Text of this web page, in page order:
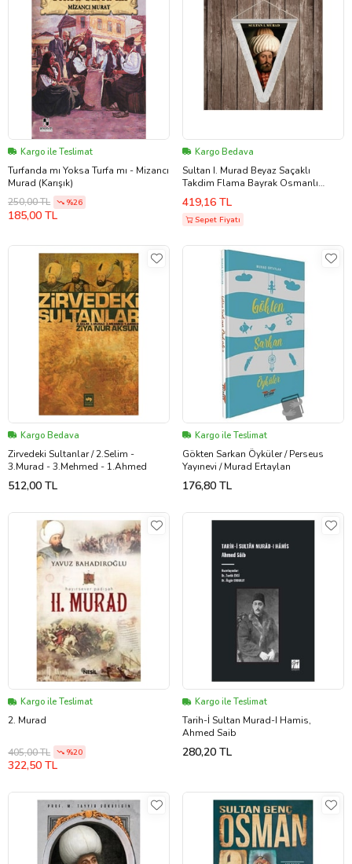
Kargo ile Teslimat
Turfanda mı Yoksa Turfa mı - Mizancı
Murad (Karışık)
250,00 TL
%26
185,00 TL
Kargo Bedava
Sultan I. Murad Beyaz Saçaklı
Takdim Flama Bayrak Osmanlı
Padişahları Serisi
419,16 TL
Sepet Fiyatı
Kargo Bedava
Zirvedeki Sultanlar / 2.Selim -
3.Murad - 3.Mehmed - 1.Ahmed
512,00 TL
Kargo ile Teslimat
Gökten Sarkan Öyküler / Perseus
Yayınevi / Murad Ertaylan
176,80 TL
Kargo ile Teslimat
2. Murad
405,00 TL %20
322,50 TL
Kargo ile Teslimat
Tarih-İ Sultan Murad-I Hamis,
Ahmed Saib
280,20 TL